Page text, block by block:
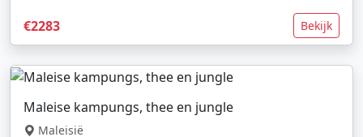
€2283 Bekijk
Maleise kampungs, thee en jungle
Maleisië